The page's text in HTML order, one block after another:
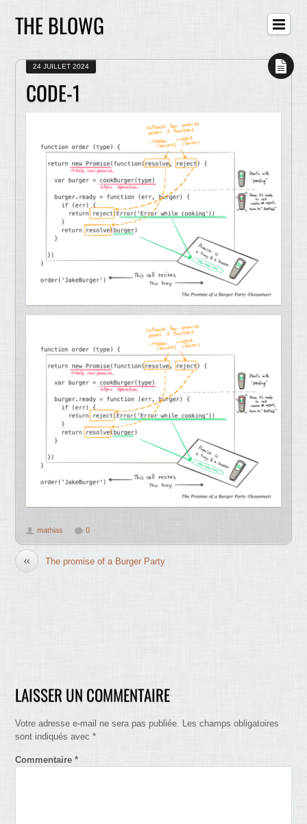
THE BLOWG
24 JUILLET 2024
CODE-1
mathias 0
« The promise of a Burger Party
LAISSER UN COMMENTAIRE
Votre adresse e-mail ne sera pas publiée. Les champs obligatoires
sont indiqués avec*
Commentaire*